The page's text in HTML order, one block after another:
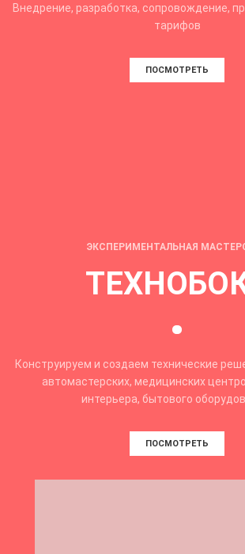
Внедрение, разработка, сопровождение,
тарифов
ПОСМОТРЕТЬ
ЭКСПЕРИМЕНТАЛЬНАЯ
Конструируем и создаем технические
автомастерских, медицинских
интерьера, бытового
ПОСМОТРЕТЬ